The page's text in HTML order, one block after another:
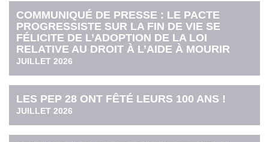
COMMUNIQUÉ DE PRESSE : LE PACTE
PROGRESSISTE SUR LA FIN DE VIE SE
FÉLICITE DE L’ADOPTION DE LA LOI
RELATIVE AU DROIT À L’AIDE À MOURIR
JUILLET 2026
LES PEP 28 ONT FÊTÉ LEURS 100 ANS !
JUILLET 2026